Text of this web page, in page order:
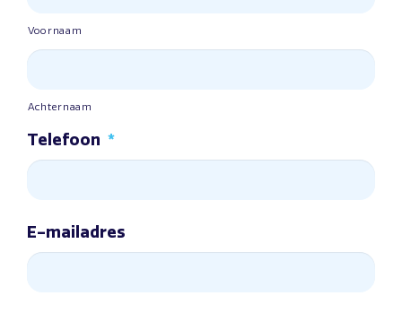
Voornaam
Achternaam
Telefoon *
E-mailadres